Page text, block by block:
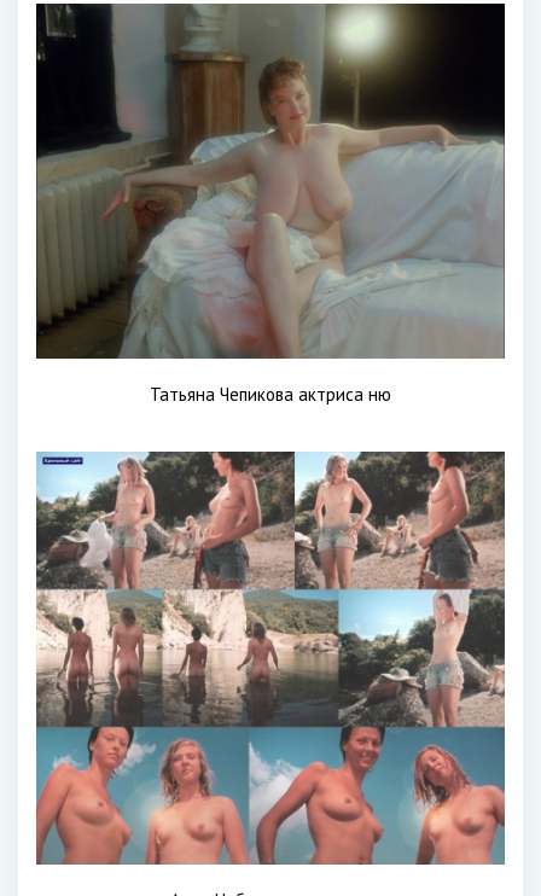
Татьяна Чепикова актриса ню